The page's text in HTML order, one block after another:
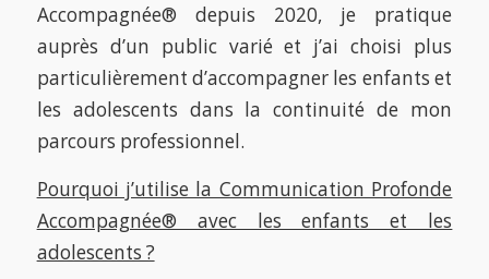
Accompagnée® depuis 2020, je pratique
auprès d’un public varié et j’ai choisi plus
particulièrement d’accompagner les enfants et
les adolescents dans la continuité de mon
parcours professionnel.
Pourquoi j’utilise la Communication Profonde
Accompagnée® avec les enfants et les
adolescents ?